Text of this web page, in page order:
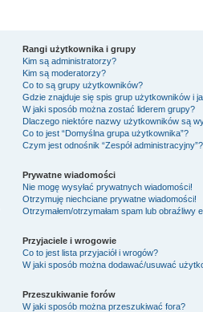
Rangi użytkownika i grupy
Kim są administratorzy?
Kim są moderatorzy?
Co to są grupy użytkowników?
Gdzie znajduje się spis grup użytkowników i
W jaki sposób można zostać liderem grupy?
Dlaczego niektóre nazwy użytkowników są
Co to jest “Domyślna grupa użytkownika”?
Czym jest odnośnik “Zespół administracyjny”?
Prywatne wiadomości
Nie mogę wysyłać prywatnych wiadomości!
Otrzymuję niechciane prywatne wiadomości!
Otrzymałem/otrzymałam spam lub obraźliwy
Przyjaciele i wrogowie
Co to jest lista przyjaciół i wrogów?
W jaki sposób można dodawać/usuwać
Przeszukiwanie forów
W jaki sposób można przeszukiwać fora?